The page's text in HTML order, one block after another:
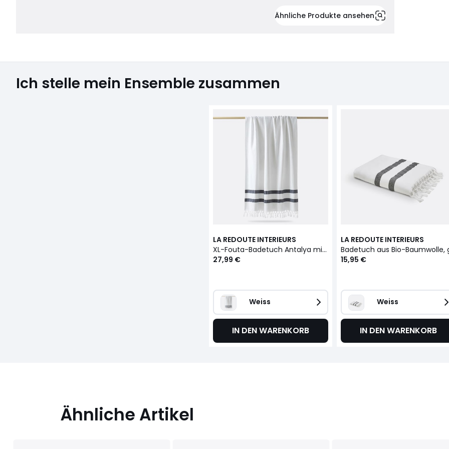
Ähnliche Produkte ansehen
Ich stelle mein Ensemble zusammen
LA REDOUTE INTERIEURS
XL-Fouta-Badetuch Antalya mit Frottee, Bio-Baumwolle
27,99 €
Weiss
IN DEN WARENKORB
LA REDOUTE INTERIEURS
15,95 €
Weiss
IN DEN WARENKORB
Ähnliche Artikel